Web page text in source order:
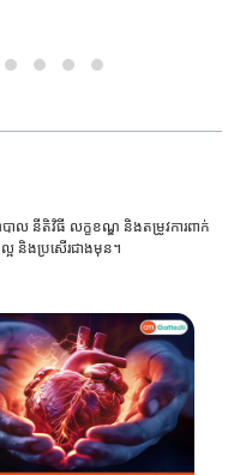
ល នីតិវិធី លក្ខខណ្ឌ និងតម្រូវការពាក់
អ និងប្រសើរជាងមុន។